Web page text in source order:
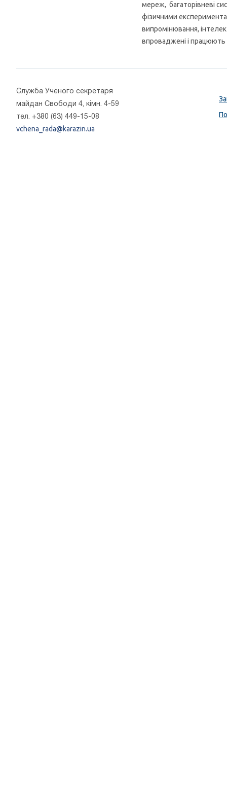
мереж, багаторівневі
фізичними
випромінювання,
впроваджені і працюють
Cлужба Ученого секретаря
майдан Свободи 4, кімн. 4-59
тел. +380 (63) 449-15-08
vchena_rada@karazin.ua